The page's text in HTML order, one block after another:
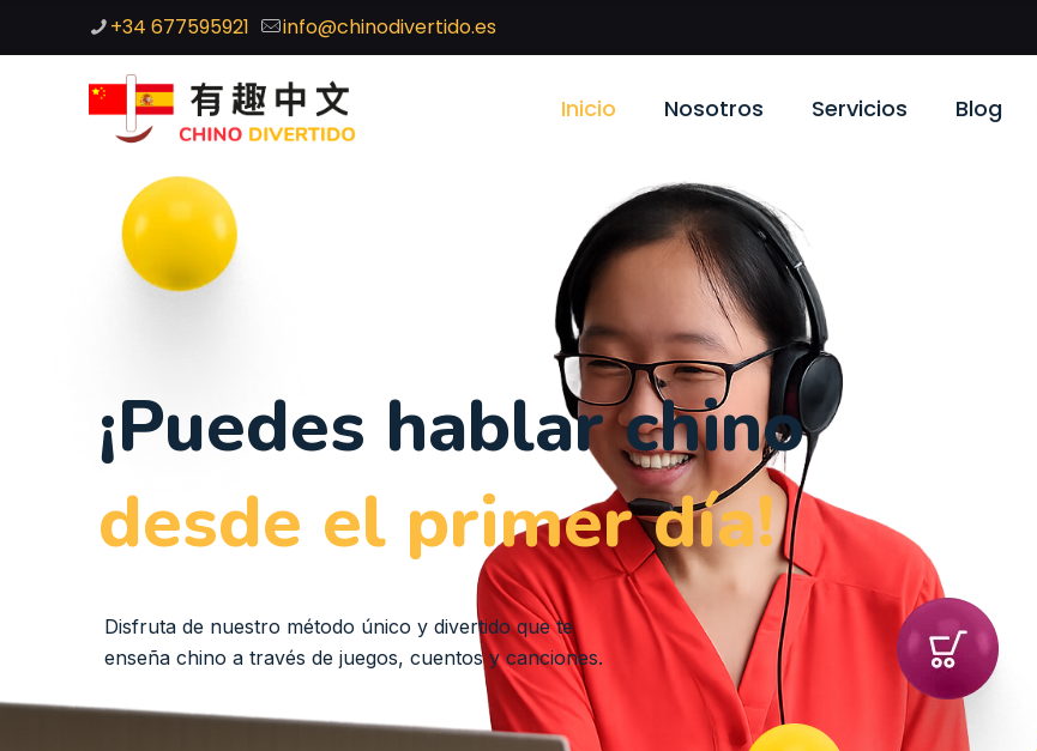
+34 677595921 info@chinodivertido.es
Inicio Nosotros Servicios Blog
¡Puedes hablar chino
desde el primer día!
Disfruta de nuestro método único y divertido que te
enseña chino a través de juegos, cuentos y canciones.